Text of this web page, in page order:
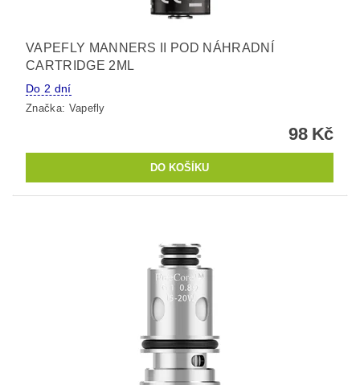
VAPEFLY MANNERS II POD NÁHRADNÍ
CARTRIDGE 2ML
Do 2 dní
Značka: Vapefly
98 Kč